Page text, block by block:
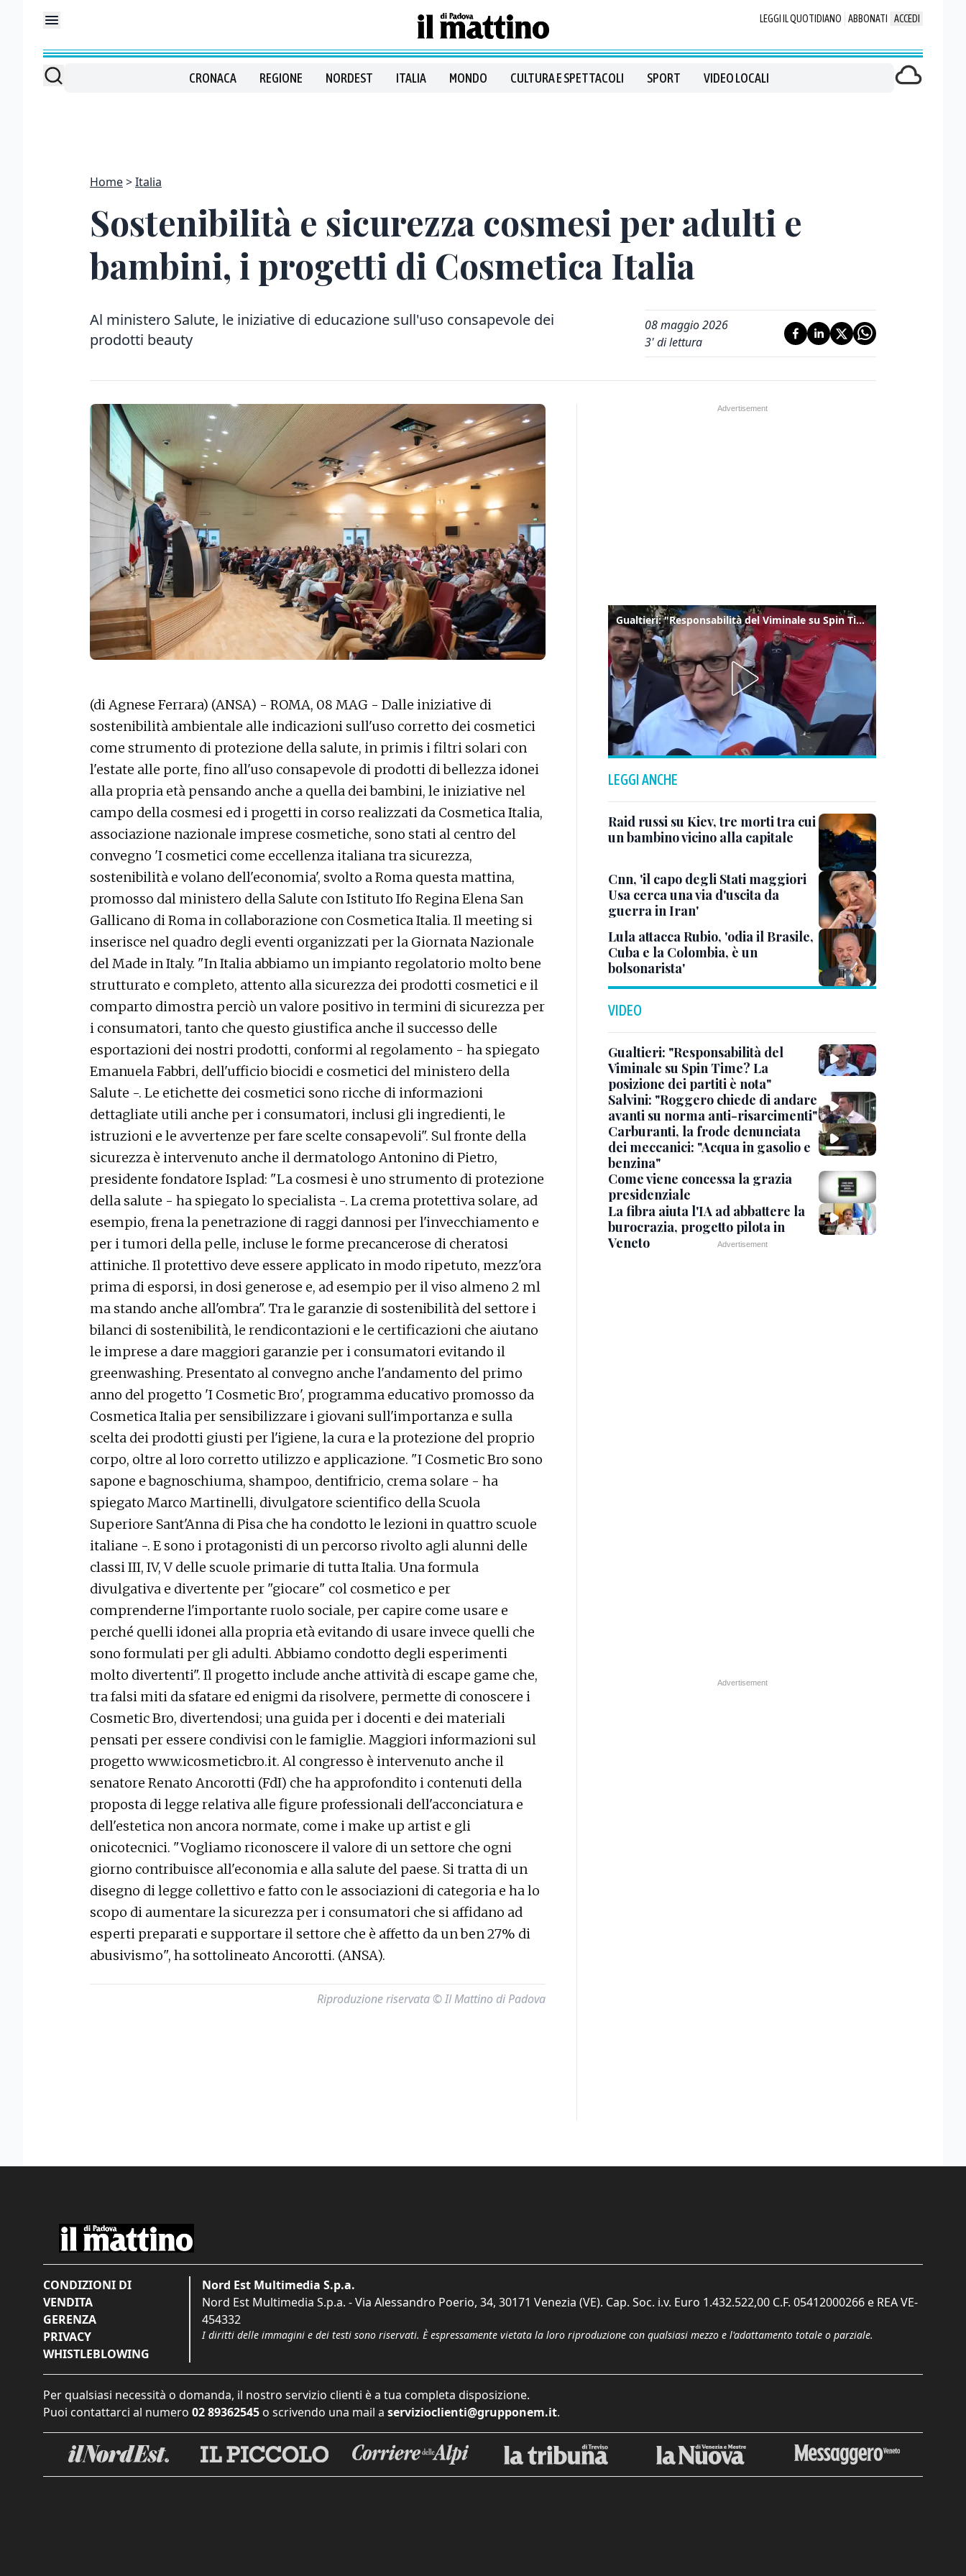
LEGGI IL QUOTIDIANO ABBONATI ACCEDI
CRONACA REGIONE NORDEST ITALIA MONDO CULTURA E SPETTACOLI SPORT VIDEO LOCALI
Home Italia
Sostenibilità e sicurezza cosmesi per adulti e
bambini, i progetti di Cosmetica Italia
Al ministero Salute, le iniziative di educazione sull'uso consapevole dei
prodotti beauty
08 maggio 2026
3' di lettura
(di Agnese Ferrara) (ANSA) - ROMA, 08 MAG - Dalle iniziative di
sostenibilità ambientale alle indicazioni sull'uso corretto dei cosmetici
come strumento di protezione della salute, in primis i filtri solari con
l'estate alle porte, fino all'uso consapevole di prodotti di bellezza idonei
alla propria età pensando anche a quella dei bambini, le iniziative nel
campo della cosmesi ed i progetti in corso realizzati da Cosmetica Italia,
associazione nazionale imprese cosmetiche, sono stati al centro del
convegno 'I cosmetici come eccellenza italiana tra sicurezza,
sostenibilità e volano dell'economia', svolto a Roma questa mattina,
promosso dal ministero della Salute con Istituto Ifo Regina Elena San
Gallicano di Roma in collaborazione con Cosmetica Italia. Il meeting si
inserisce nel quadro degli eventi organizzati per la Giornata Nazionale
del Made in Italy. "In Italia abbiamo un impianto regolatorio molto bene
strutturato e completo, attento alla sicurezza dei prodotti cosmetici e il
comparto dimostra perciò un valore positivo in termini di sicurezza per
i consumatori, tanto che questo giustifica anche il successo delle
esportazioni dei nostri prodotti, conformi al regolamento - ha spiegato
Emanuela Fabbri, dell'ufficio biocidi e cosmetici del ministero della
Salute -. Le etichette dei cosmetici sono ricche di informazioni
dettagliate utili anche per i consumatori, inclusi gli ingredienti, le
istruzioni e le avvertenze per fare scelte consapevoli". Sul fronte della
sicurezza è intervenuto anche il dermatologo Antonino di Pietro,
presidente fondatore Isplad: "La cosmesi è uno strumento di protezione
della salute - ha spiegato lo specialista -. La crema protettiva solare, ad
esempio, frena la penetrazione di raggi dannosi per l'invecchiamento e
per i tumori della pelle, incluse le forme precancerose di cheratosi
attiniche. Il protettivo deve essere applicato in modo ripetuto, mezz'ora
prima di esporsi, in dosi generose e, ad esempio per il viso almeno 2 ml
ma stando anche all'ombra". Tra le garanzie di sostenibilità del settore i
bilanci di sostenibilità, le rendicontazioni e le certificazioni che aiutano
le imprese a dare maggiori garanzie per i consumatori evitando il
greenwashing. Presentato al convegno anche l'andamento del primo
anno del progetto 'I Cosmetic Bro', programma educativo promosso da
Cosmetica Italia per sensibilizzare i giovani sull'importanza e sulla
scelta dei prodotti giusti per l'igiene, la cura e la protezione del proprio
corpo, oltre al loro corretto utilizzo e applicazione. "I Cosmetic Bro sono
sapone e bagnoschiuma, shampoo, dentifricio, crema solare - ha
spiegato Marco Martinelli, divulgatore scientifico della Scuola
Superiore Sant'Anna di Pisa che ha condotto le lezioni in quattro scuole
italiane -. E sono i protagonisti di un percorso rivolto agli alunni delle
classi III, IV, V delle scuole primarie di tutta Italia. Una formula
divulgativa e divertente per "giocare" col cosmetico e per
comprenderne l'importante ruolo sociale, per capire come usare e
perché quelli idonei alla propria età evitando di usare invece quelli che
sono formulati per gli adulti. Abbiamo condotto degli esperimenti
molto divertenti". Il progetto include anche attività di escape game che,
tra falsi miti da sfatare ed enigmi da risolvere, permette di conoscere i
Cosmetic Bro, divertendosi; una guida per i docenti e dei materiali
pensati per essere condivisi con le famiglie. Maggiori informazioni sul
progetto www.icosmeticbro.it. Al congresso è intervenuto anche il
senatore Renato Ancorotti (FdI) che ha approfondito i contenuti della
proposta di legge relativa alle figure professionali dell'acconciatura e
dell'estetica non ancora normate, come i make up artist e gli
onicotecnici. "Vogliamo riconoscere il valore di un settore che ogni
giorno contribuisce all'economia e alla salute del paese. Si tratta di un
disegno di legge collettivo e fatto con le associazioni di categoria e ha lo
scopo di aumentare la sicurezza per i consumatori che si affidano ad
esperti preparati e supportare il settore che è affetto da un ben 27% di
abusivismo", ha sottolineato Ancorotti. (ANSA).
Riproduzione riservata © Il Mattino di Padova
Gualtieri: "Responsabilità del Viminale su Spin Time? La posizione dei partiti è nota"
LEGGI ANCHE
Raid russi su Kiev, tre morti tra cui
un bambino vicino alla capitale
Cnn, 'il capo degli Stati maggiori
Usa cerca una via d'uscita da
guerra in Iran'
Lula attacca Rubio, 'odia il Brasile,
Cuba e la Colombia, è un
bolsonarista'
VIDEO
Gualtieri: "Responsabilità del
Viminale su Spin Time? La
posizione dei partiti è nota"
Salvini: "Roggero chiede di andare
avanti su norma anti-risarcimenti"
Carburanti, la frode denunciata
dei meccanici: "Acqua in gasolio e
benzina"
Come viene concessa la grazia
presidenziale
La fibra aiuta l'IA ad abbattere la
burocrazia, progetto pilota in
Veneto
CONDIZIONI DI
VENDITA
GERENZA
PRIVACY
WHISTLEBLOWING
Nord Est Multimedia S.p.a.
Nord Est Multimedia S.p.a. - Via Alessandro Poerio, 34, 30171 Venezia (VE). Cap. Soc. i.v. Euro 1.432.522,00 C.F. 05412000266 e REA VE-
454332
I diritti delle immagini e dei testi sono riservati. È espressamente vietata la loro riproduzione con qualsiasi mezzo e l'adattamento totale o parziale.
Per qualsiasi necessità o domanda, il nostro servizio clienti è a tua completa disposizione.
Puoi contattarci al numero 02 89362545 o scrivendo una mail a servizioclienti@grupponem.it.